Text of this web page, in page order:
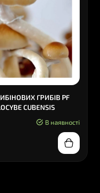
ГРИБІВ PF
CUBENSIS
В наявності